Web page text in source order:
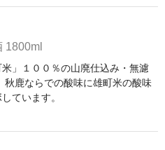
児島県霧島市）
根市）
1800ml
」１００％の山廃仕込み・無濾
秋鹿ならでの酸味に雄町米の酸味
ています。